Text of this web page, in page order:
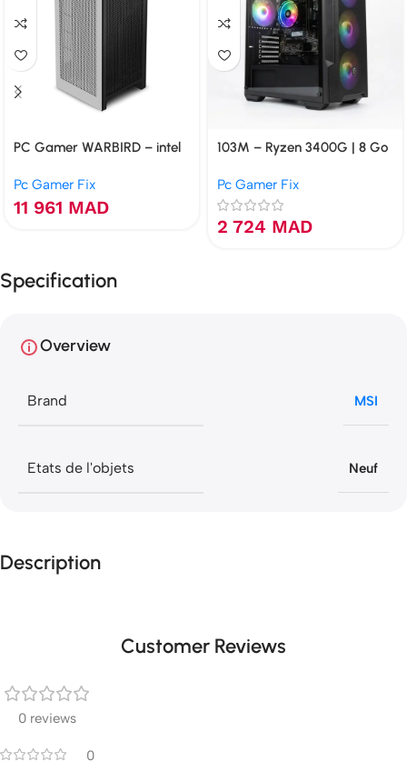
PC Gamer WARBIRD – intel
6 Go | 512 Go NVMe
Pc Gamer Fix
11 961 MAD
103M – Ryzen 3400G | 8 Go
Pc Gamer Fix
2 724 MAD
Specification
Overview
Brand MSI
Etats de l'objets Neuf
Description
Customer Reviews
0 reviews
0